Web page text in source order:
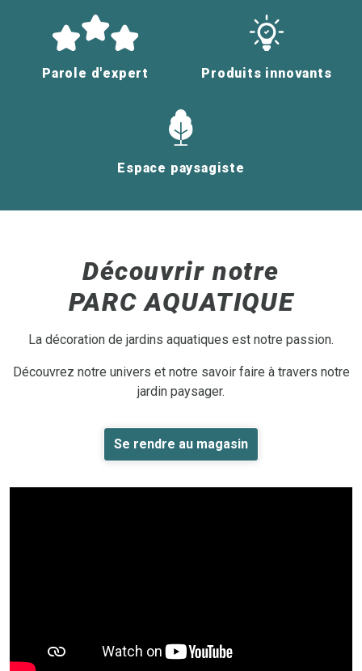
Parole d'expert Produits innovants
Espace paysagiste
Découvrir notre
PARC AQUATIQUE
La décoration de jardins aquatiques est notre passion.
Découvrez notre univers et notre savoir faire à travers notre
jardin paysager.
Se rendre au magasin